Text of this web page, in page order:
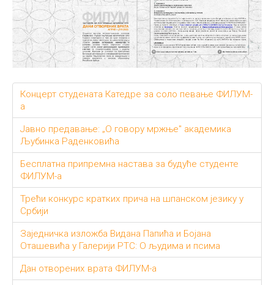
Концерт студената Катедре за соло певање ФИЛУМ-
а
Јавно предавање: „О говору мржње" академика
Љубинка Раденковића
Бесплатна припремна настава за будуће студенте
ФИЛУМ-а
Трећи конкурс кратких прича на шпанском језику у
Србији
Заједничка изложба Видана Папића и Бојана
Оташевића у Галерији РТС: О људима и псима
Дан отворених врата ФИЛУМ-а